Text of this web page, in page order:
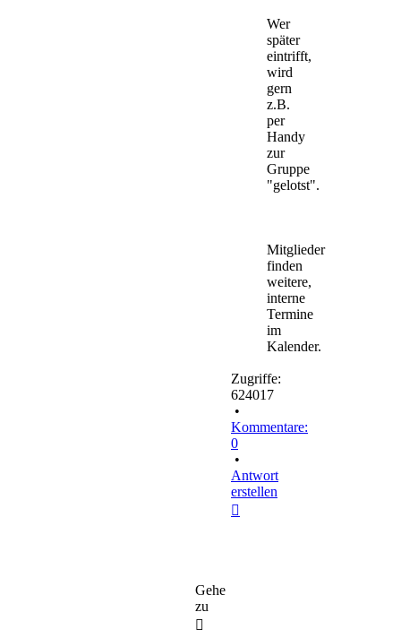
Wer
später
eintrifft,
wird
gern
z.B.
per
Handy
zur
Gruppe
"gelotst".
Mitglieder
finden
weitere,
interne
Termine
im
Kalender.
Zugriffe:
624017
•
Kommentare:
0
•
Antwort
erstellen
Gehe
zu